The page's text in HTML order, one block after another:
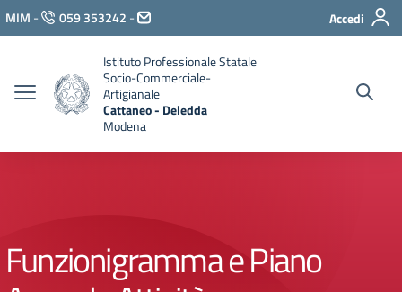
Vai ai contenuti
Vai al menu di navigazione
Vai al footer
MIM - 059 353242 - Accedi
Istituto Professionale Statale
Socio-Commerciale-
Artigianale
Cattaneo - Deledda
Modena
Funzionigramma e Piano